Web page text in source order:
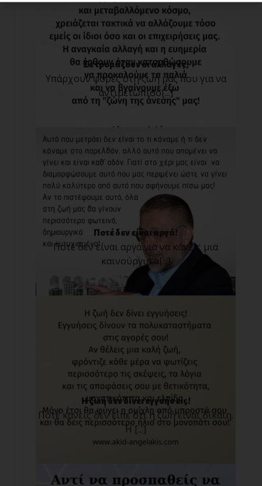
Σε τρομάζουν οι αλλαγές;
Υπάρχουν φορές στη ζωή μας που για να
αντιμετωπίσο[...]
Ποτέ δεν είναι αργά!
Ποτέ δεν είναι αργά για να κάνεις μια
καινούργια α[...]
Η ζωή δεν δίνει εγγυήσεις!
Ποτέ κανείς δεν είπε ότι η ζωή είναι δίκαιη.
Η [...]